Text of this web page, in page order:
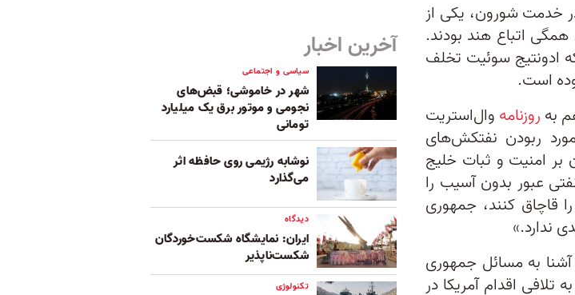
خدمت شورون، یکی از
اتباع هند بودند.
سوئیت تخلف
است.
به روزنامه وال‌استریت
ربودن نفتکش‌های
بر امنیت و ثبات خلیج
عبور بدون آسیب را
قاچاق کنند، جمهوری
ندارد.»
آشنا به مسائل جمهوری
اقدام آمریکا در
آخرین اخبار
سیاسی و اجتماعی
شهر در خاموشی؛ قبض‌های
نجومی و موتور برق یک میلیارد
تومانی
نوشابه رژیمی روی حافظه اثر
می‌گذارد
دیدگاه
ایران: نمایشگاه شکست‌خوردگان
شکست‌ناپذیر
تکنولوژی